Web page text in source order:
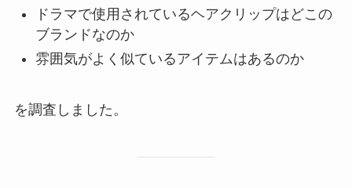
ドラマで使用されているヘアクリップはどこの
ブランドなのか
雰囲気がよく似ているアイテムはあるのか
を調査しました。